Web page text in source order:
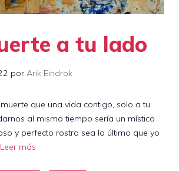
a tu lado
por Arik Eindrok
que una vida contigo, solo a tu
al mismo tiempo sería un místico
y perfecto rostro sea lo último que yo
Leer más